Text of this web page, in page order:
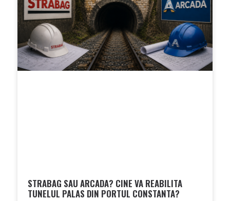
STRABAG SAU ARCADA? CINE VA REABILITA
TUNELUL PALAS DIN PORTUL CONSTANTA?